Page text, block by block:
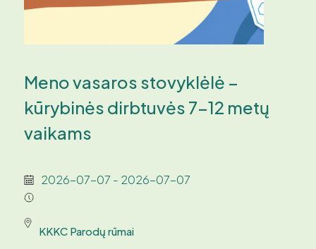
Meno vasaros stovyklėlė –
kūrybinės dirbtuvės 7-12 metų
vaikams
2026-07-07 - 2026-07-07
KKKC Parodų rūmai